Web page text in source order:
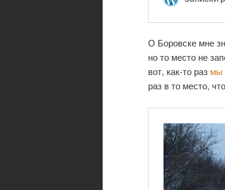
О Боровске мне
но то место не
вот, как-то раз мы
раз в то место,